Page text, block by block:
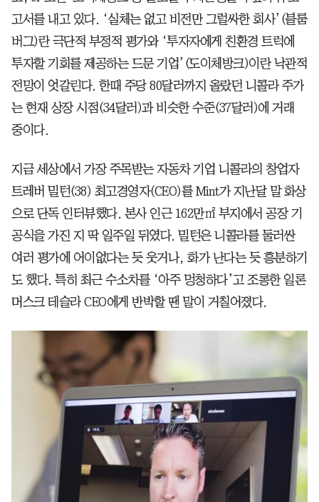
고서를 내고 있다. ‘실체는 없고 비전만 그럴싸한 회사’(블룸
버그)란 극단적 부정적 평가와 ‘투자자에게 친환경 트럭에
투자할 기회를 제공하는 드문 기업’(도이체방크)이란 낙관적
전망이 엇갈린다. 한때 주당 80달러까지 올랐던 니콜라 주가
는 현재 상장 시점(34달러)과 비슷한 수준(37달러)에 거래
중이다.
지금 세상에서 가장 주목받는 자동차 기업 니콜라의 창업자
트레버 밀턴(38) 최고경영자(CEO)를 Mint가 지난달 말 화상
으로 단독 인터뷰했다. 본사 인근 162만㎡ 부지에서 공장 기
공식을 가진 지 딱 일주일 뒤였다. 밀턴은 니콜라를 둘러싼
여러 평가에 어이없다는 듯 웃거나, 화가 난다는 듯 흥분하기
도 했다. 특히 최근 수소차를 ‘아주 멍청하다’고 조롱한 일론
머스크 테슬라 CEO에게 반박할 땐 말이 거칠어졌다.